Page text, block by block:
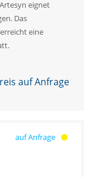
eignet
Das
eine
auf Anfrage
auf Anfrage